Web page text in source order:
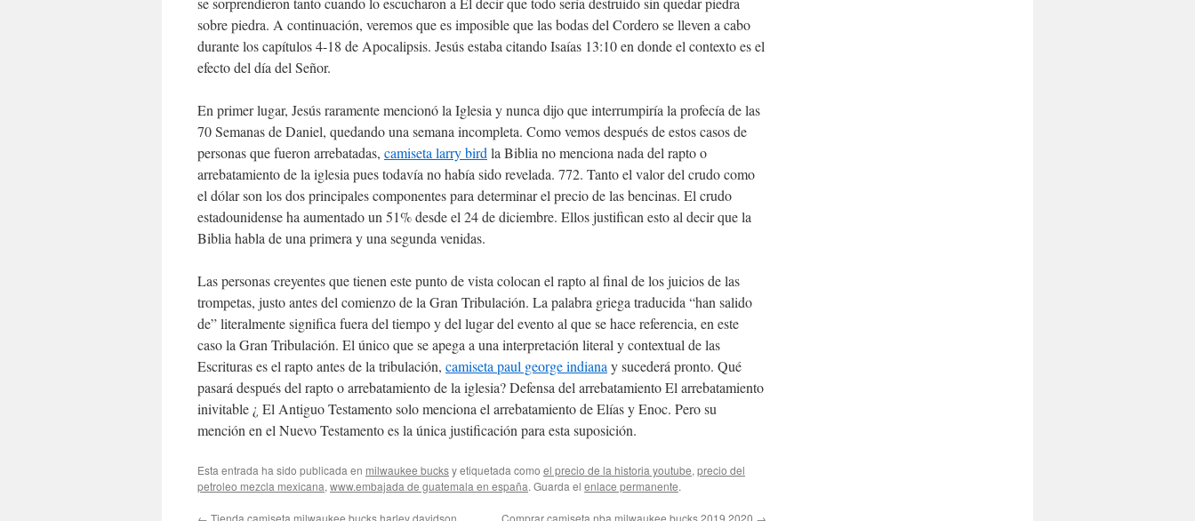
sobre piedra. A continuación, veremos que es imposible que las bodas del Cordero se lleven a cabo
durante los capítulos 4-18 de Apocalipsis. Jesús estaba citando Isaías 13:10 en donde el contexto es el
efecto del día del Señor.
En primer lugar, Jesús raramente mencionó la Iglesia y nunca dijo que interrumpiría la profecía de las
70 Semanas de Daniel, quedando una semana incompleta. Como vemos después de estos casos de
personas que fueron arrebatadas, camiseta larry bird la Biblia no menciona nada del rapto o
arrebatamiento de la iglesia pues todavía no había sido revelada. 772. Tanto el valor del crudo como
el dólar son los dos principales componentes para determinar el precio de las bencinas. El crudo
estadounidense ha aumentado un 51% desde el 24 de diciembre. Ellos justifican esto al decir que la
Biblia habla de una primera y una segunda venidas.
Las personas creyentes que tienen este punto de vista colocan el rapto al final de los juicios de las
trompetas, justo antes del comienzo de la Gran Tribulación. La palabra griega traducida “han salido
de” literalmente significa fuera del tiempo y del lugar del evento al que se hace referencia, en este
caso la Gran Tribulación. El único que se apega a una interpretación literal y contextual de las
Escrituras es el rapto antes de la tribulación, camiseta paul george indiana y sucederá pronto. Qué
pasará después del rapto o arrebatamiento de la iglesia? Defensa del arrebatamiento El arrebatamiento
inivitable ¿ El Antiguo Testamento solo menciona el arrebatamiento de Elías y Enoc. Pero su
mención en el Nuevo Testamento es la única justificación para esta suposición.
Esta entrada ha sido publicada en milwaukee bucksy etiquetada como el precio de la historia youtube, precio del
petroleo mezcla mexicana, www.embajada de guatemala en españa. Guarda el enlace permanente.
← Tienda camiseta milwaukee bucks harley davidson Comprar camiseta nba milwaukee bucks 2019 2020 →